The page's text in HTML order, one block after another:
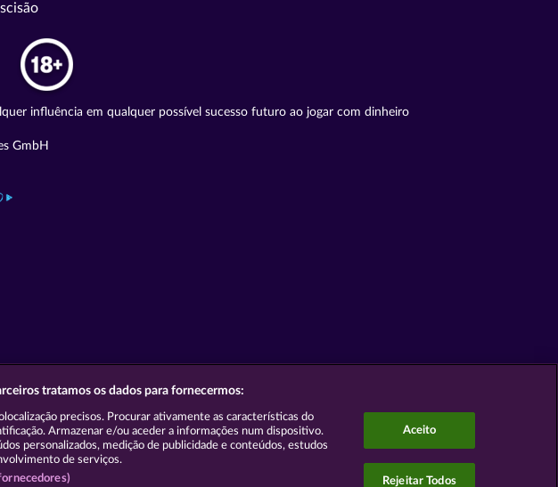
influência em qualquer possível sucesso futuro ao jogar com dinheiro
GmbH
tratamos os dados para fornecermos:
precisos. Procurar ativamente as características do
Armazenar e/ou aceder a informações num dispositivo.
personalizados, medição de publicidade e conteúdos, estudos
de serviços.
Aceito
Rejeitar Todos